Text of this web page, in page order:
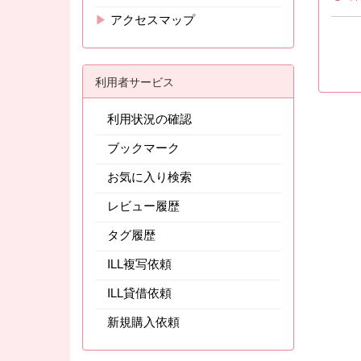
▶ アクセスマップ
利用者サービス
利用状況の確認
ブックマーク
お気に入り検索
レビュー履歴
タグ履歴
ILL複写依頼
ILL貸借依頼
新規購入依頼